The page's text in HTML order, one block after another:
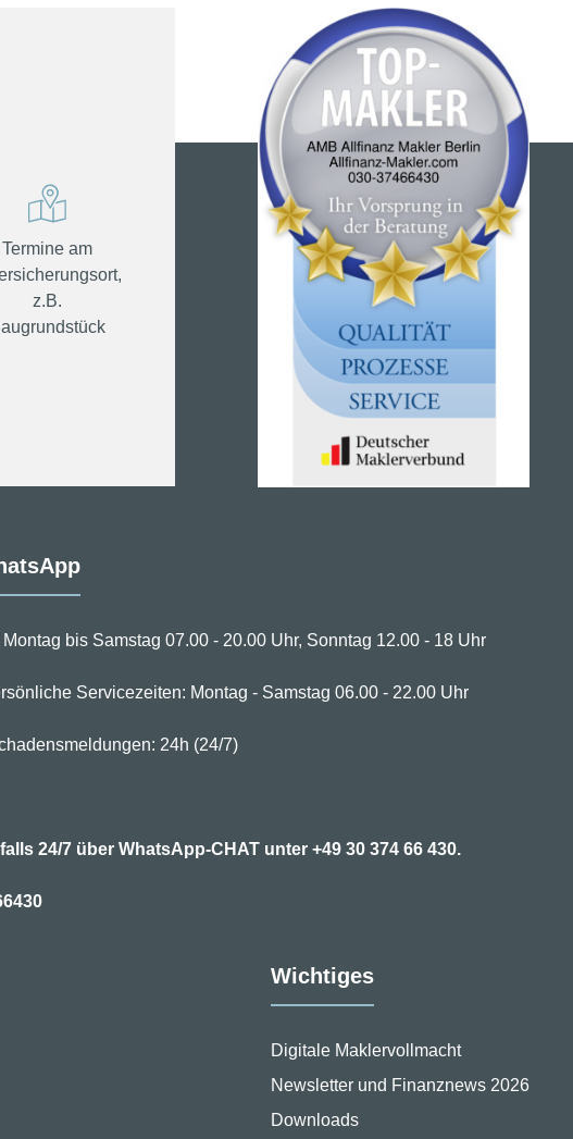
Termine am
z.B.
bis Samstag 07.00 - 20.00 Uhr, Sonntag 12.00 - 18 Uhr
Servicezeiten: Montag - Samstag 06.00 - 22.00 Uhr
24h (24/7)
24/7 über WhatsApp-CHAT unter +49 30 374 66 430.
Wichtiges
Digitale Maklervollmacht
Newsletter und Finanznews 2026
Downloads